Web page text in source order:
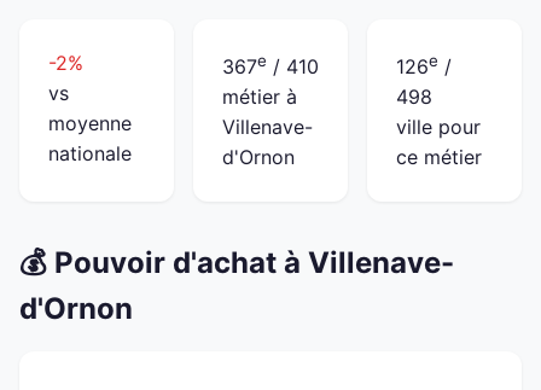
-2%
vs
moyenne
nationale
367e / 410
métier à
Villenave-
d'Ornon
126e /
498
ville pour
ce métier
💰 Pouvoir d'achat à Villenave-
d'Ornon